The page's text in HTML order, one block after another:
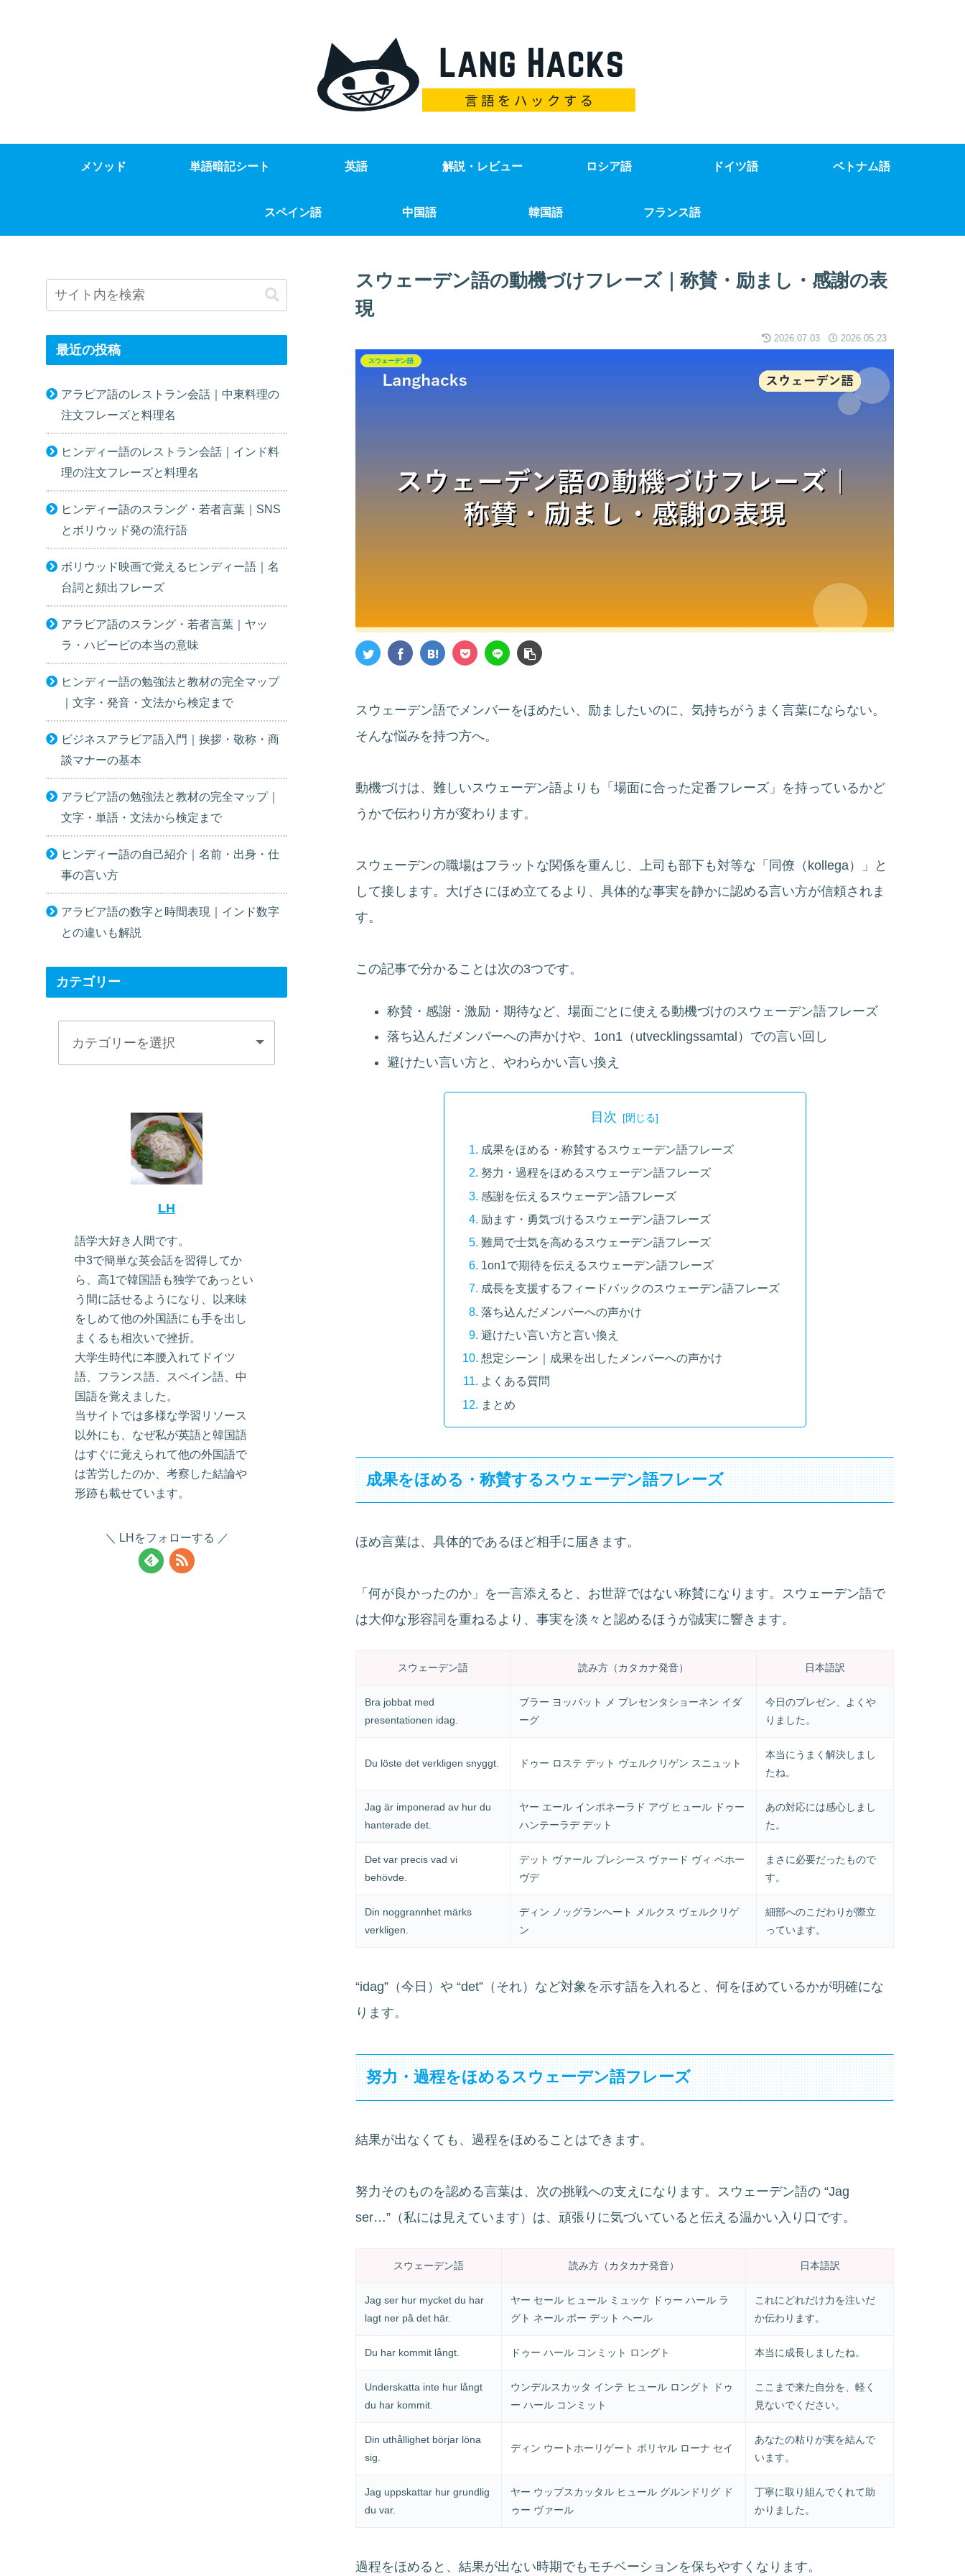
メソッド 単語暗記シート 英語 解説・レビュー ロシア語 ドイツ語 ベトナム語
スペイン語 中国語 韓国語 フランス語
スウェーデン語の動機づけフレーズ｜称賛・励まし・感謝の表
現
2026.07.03 2026.05.23
スウェーデン語
スウェーデン語でメンバーをほめたい、励ましたいのに、気持ちがうまく言葉にならない。
そんな悩みを持つ方へ。
動機づけは、難しいスウェーデン語よりも「場面に合った定番フレーズ」を持っているかど
うかで伝わり方が変わります。
スウェーデンの職場はフラットな関係を重んじ、上司も部下も対等な「同僚（kollega）」と
して接します。大げさにほめ立てるより、具体的な事実を静かに認める言い方が信頼されま
す。
この記事で分かることは次の3つです。
称賛・感謝・激励・期待など、場面ごとに使える動機づけのスウェーデン語フレーズ
落ち込んだメンバーへの声かけや、1on1（utvecklingssamtal）での言い回し
避けたい言い方と、やわらかい言い換え
目次
成果をほめる・称賛するスウェーデン語フレーズ
努力・過程をほめるスウェーデン語フレーズ
感謝を伝えるスウェーデン語フレーズ
励ます・勇気づけるスウェーデン語フレーズ
難局で士気を高めるスウェーデン語フレーズ
1on1で期待を伝えるスウェーデン語フレーズ
成長を支援するフィードバックのスウェーデン語フレーズ
落ち込んだメンバーへの声かけ
避けたい言い方と言い換え
想定シーン｜成果を出したメンバーへの声かけ
よくある質問
まとめ
成果をほめる・称賛するスウェーデン語フレーズ
ほめ言葉は、具体的であるほど相手に届きます。
「何が良かったのか」を一言添えると、お世辞ではない称賛になります。スウェーデン語で
は大仰な形容詞を重ねるより、事実を淡々と認めるほうが誠実に響きます。
スウェーデン語 読み方（カタカナ発音） 日本語訳
Bra jobbat med
presentationen idag.
ブラー ヨッバット メ プレセンタショーネン イダ
ーグ
今日のプレゼン、よくや
りました。
Du löste det verkligen snyggt. ドゥー ロステ デット ヴェルクリゲン スニュット
本当にうまく解決しまし
たね。
Jag är imponerad av hur du
hanterade det.
ヤー エール インポネーラド アヴ ヒュール ドゥー
ハンテーラデ デット
あの対応には感心しまし
た。
Det var precis vad vi
behövde.
デット ヴァール プレシース ヴァード ヴィ ベホー
ヴデ
まさに必要だったもので
す。
Din noggrannhet märks
verkligen.
ディン ノッグランヘート メルクス ヴェルクリゲ
ン
細部へのこだわりが際立
っています。
“idag”（今日）や “det”（それ）など対象を示す語を入れると、何をほめているかが明確にな
ります。
努力・過程をほめるスウェーデン語フレーズ
結果が出なくても、過程をほめることはできます。
努力そのものを認める言葉は、次の挑戦への支えになります。スウェーデン語の “Jag
ser…”（私には見えています）は、頑張りに気づいていると伝える温かい入り口です。
スウェーデン語 読み方（カタカナ発音） 日本語訳
Jag ser hur mycket du har
lagt ner på det här.
ヤー セール ヒュール ミュッケ ドゥー ハール ラ
グト ネール ポー デット ヘール
これにどれだけ力を注いだ
か伝わります。
Du har kommit långt. ドゥー ハール コンミット ロングト 本当に成長しましたね。
Underskatta inte hur långt
du har kommit.
ウンデルスカッタ インテ ヒュール ロングト ドゥ
ー ハール コンミット
ここまで来た自分を、軽く
見ないでください。
Din uthållighet börjar löna
sig.
ディン ウートホーリゲート ボリヤル ローナ セイ
あなたの粘りが実を結んで
います。
Jag uppskattar hur grundlig
du var.
ヤー ウップスカッタル ヒュール グルンドリグ ド
ゥー ヴァール
丁寧に取り組んでくれて助
かりました。
過程をほめると、結果が出ない時期でもモチベーションを保ちやすくなります。
最近の投稿
アラビア語のレストラン会話｜中東料理の
注文フレーズと料理名
ヒンディー語のレストラン会話｜インド料
理の注文フレーズと料理名
ヒンディー語のスラング・若者言葉｜SNS
とボリウッド発の流行語
ボリウッド映画で覚えるヒンディー語｜名
台詞と頻出フレーズ
アラビア語のスラング・若者言葉｜ヤッ
ラ・ハビービの本当の意味
ヒンディー語の勉強法と教材の完全マップ
｜文字・発音・文法から検定まで
ビジネスアラビア語入門｜挨拶・敬称・商
談マナーの基本
アラビア語の勉強法と教材の完全マップ｜
文字・単語・文法から検定まで
ヒンディー語の自己紹介｜名前・出身・仕
事の言い方
アラビア語の数字と時間表現｜インド数字
との違いも解説
カテゴリー
LH
語学大好き人間です。
中3で簡単な英会話を習得してか
ら、高1で韓国語も独学であっとい
う間に話せるようになり、以来味
をしめて他の外国語にも手を出し
まくるも相次いで挫折。
大学生時代に本腰入れてドイツ
語、フランス語、スペイン語、中
国語を覚えました。
当サイトでは多様な学習リソース
以外にも、なぜ私が英語と韓国語
はすぐに覚えられて他の外国語で
は苦労したのか、考察した結論や
形跡も載せています。
LHをフォローする